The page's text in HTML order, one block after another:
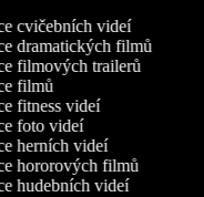
cvičebních videí
dramatických filmů
filmových trailerů
filmů
fitness videí
foto videí
herních videí
hororových filmů
hudebních videí